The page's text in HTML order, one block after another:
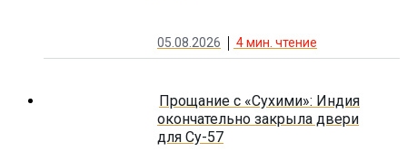
05.08.2026 4мин. чтение
Прощание с «Сухими»: Индия
окончательно закрыла двери
для Су-57